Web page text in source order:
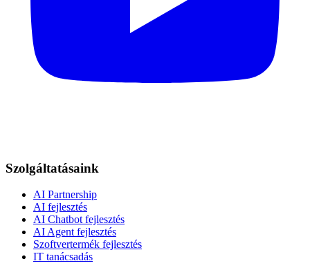
Szolgáltatásaink
AI Partnership
AI fejlesztés
AI Chatbot fejlesztés
AI Agent fejlesztés
Szoftvertermék fejlesztés
IT tanácsadás